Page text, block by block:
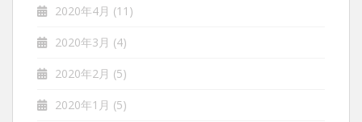
2020年4月 (11)
2020年3月 (4)
2020年2月 (5)
2020年1月 (5)